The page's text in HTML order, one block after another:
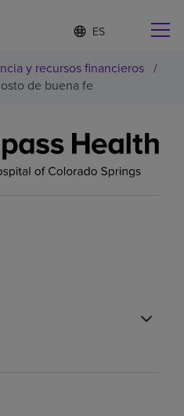
Lista
de
idiomas
contraída
d
o
m
e
c
y recursos financieros /
de buena fe